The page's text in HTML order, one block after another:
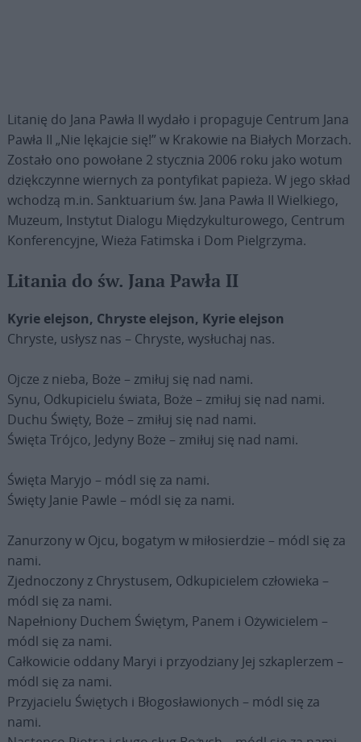
Litanię do Jana Pawła II wydało i propaguje Centrum Jana
Pawła II „Nie lękajcie się!” w Krakowie na Białych Morzach.
Zostało ono powołane 2 stycznia 2006 roku jako wotum
dziękczynne wiernych za pontyfikat papieża. W jego skład
wchodzą m.in. Sanktuarium św. Jana Pawła II Wielkiego,
Muzeum, Instytut Dialogu Międzykulturowego, Centrum
Konferencyjne, Wieża Fatimska i Dom Pielgrzyma.
Litania do św. Jana Pawła II
Kyrie elejson, Chryste elejson, Kyrie elejson
Chryste, usłysz nas – Chryste, wysłuchaj nas.
Ojcze z nieba, Boże – zmiłuj się nad nami.
Synu, Odkupicielu świata, Boże – zmiłuj się nad nami.
Duchu Święty, Boże – zmiłuj się nad nami.
Święta Trójco, Jedyny Boże – zmiłuj się nad nami.
Święta Maryjo – módl się za nami.
Święty Janie Pawle – módl się za nami.
Zanurzony w Ojcu, bogatym w miłosierdzie – módl się za
nami.
Zjednoczony z Chrystusem, Odkupicielem człowieka –
módl się za nami.
Napełniony Duchem Świętym, Panem i Ożywicielem –
módl się za nami.
Całkowicie oddany Maryi i przyodziany Jej szkaplerzem –
módl się za nami.
Przyjacielu Świętych i Błogosławionych – módl się za
nami.